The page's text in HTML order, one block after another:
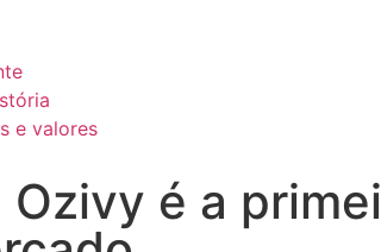
e valores
Ozivy é a